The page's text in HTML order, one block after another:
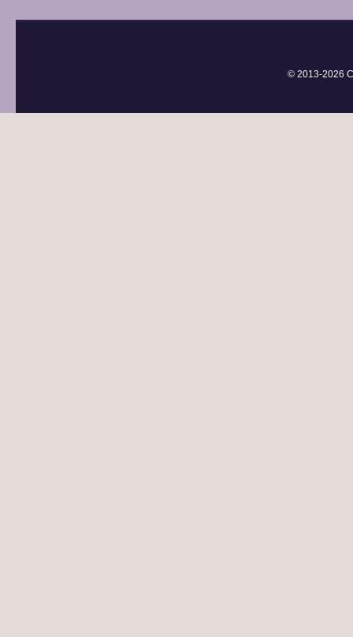
© 2013-2026